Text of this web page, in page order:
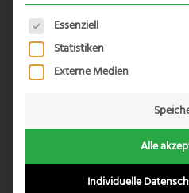
Es folgt eine Liste der
Essenziell
Statistiken
Externe Medien
Alle
Individuelle